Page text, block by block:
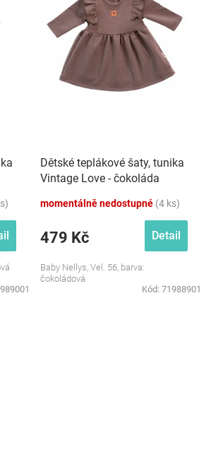
Dětské teplákové šaty, tunika
Vintage Love - čokoláda
momentálně nedostupné (4 ks)
479 Kč Detail
Baby Nellys, Vel. 56, barva:
čokoládová
Kód: 71988901